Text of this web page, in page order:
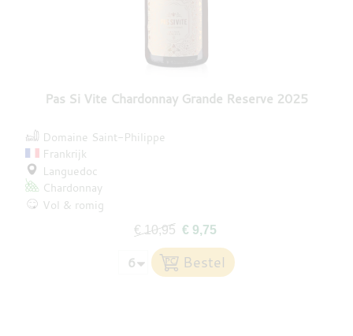
Pas Si Vite Chardonnay Grande Reserve 2025
Domaine Saint-Philippe
Frankrijk
Languedoc
Chardonnay
Vol & romig
€ 10,95 € 9,75